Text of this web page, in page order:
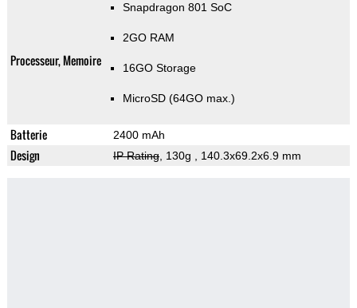
Processeur, Memoire
Snapdragon 801 SoC
2GO RAM
16GO Storage
MicroSD (64GO max.)
Batterie 2400 mAh
Design IP Rating, 130g , 140.3x69.2x6.9 mm